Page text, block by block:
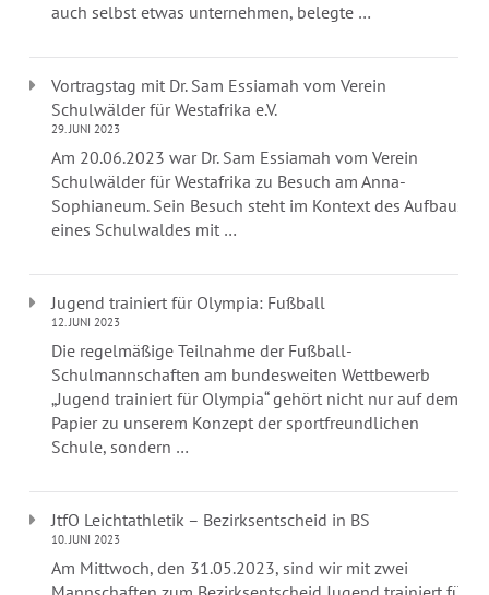
auch selbst etwas unternehmen, belegte …
Vortragstag mit Dr. Sam Essiamah vom Verein
Schulwälder für Westafrika e.V.
29. JUNI 2023
Am 20.06.2023 war Dr. Sam Essiamah vom Verein
Schulwälder für Westafrika zu Besuch am Anna-
Sophianeum. Sein Besuch steht im Kontext des Aufbaus
eines Schulwaldes mit …
Jugend trainiert für Olympia: Fußball
12. JUNI 2023
Die regelmäßige Teilnahme der Fußball-
Schulmannschaften am bundesweiten Wettbewerb
„Jugend trainiert für Olympia“ gehört nicht nur auf dem
Papier zu unserem Konzept der sportfreundlichen
Schule, sondern …
JtfO Leichtathletik – Bezirksentscheid in BS
10. JUNI 2023
Am Mittwoch, den 31.05.2023, sind wir mit zwei